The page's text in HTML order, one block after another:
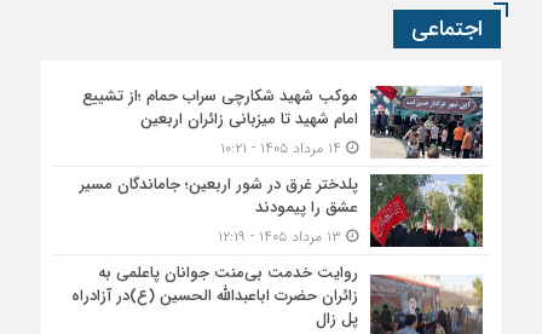
اجتماعی
موکب شهید شکارچی سراب حمام ؛از تشییع
امام شهید تا میزبانی زائران اربعین
پلدختر غرق در شور اربعین؛ جاماندگان مسیر
عشق را پیمودند
روایت خدمت بی‌منت جوانان پاعلمی به
زائران حضرت اباعبدالله الحسین (ع)در آزادراه
پل زال